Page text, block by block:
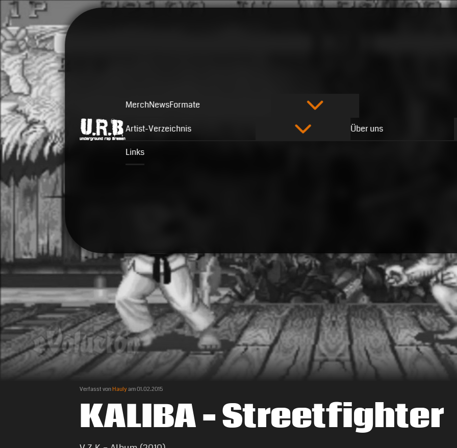
MerchNewsFormate
Artist-Verzeichnis Über uns
Links
Verfasst von Haulyam01.02.2015
KALIBA – Streetfighter